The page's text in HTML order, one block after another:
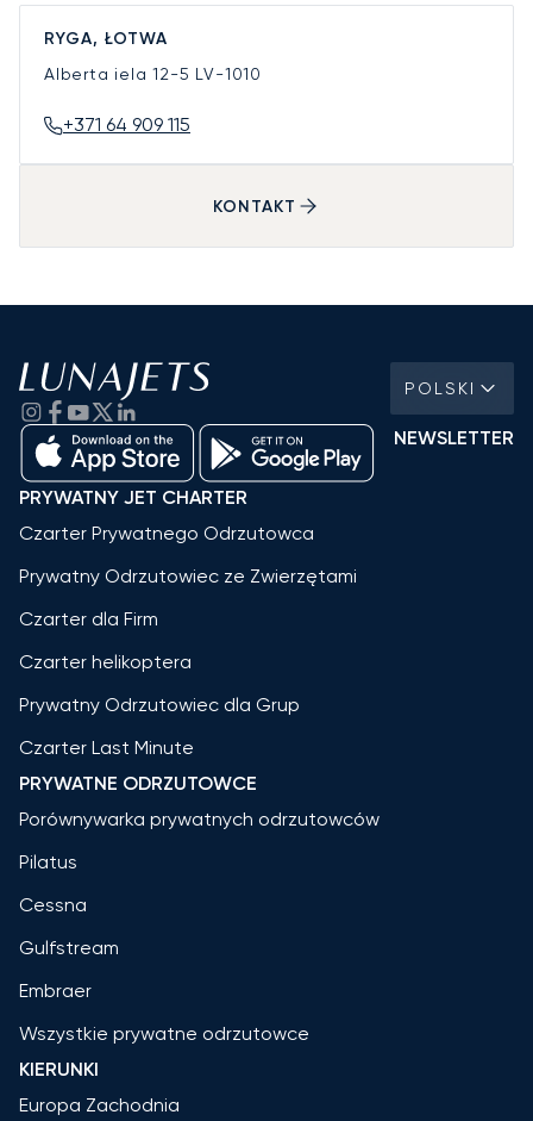
RYGA, ŁOTWA
Alberta iela 12-5 LV-1010
+371 64 909 115
KONTAKT
POLSKI
NEWSLETTER
PRYWATNY JET CHARTER
Czarter Prywatnego Odrzutowca
Prywatny Odrzutowiec ze Zwierzętami
Czarter dla Firm
Czarter helikoptera
Prywatny Odrzutowiec dla Grup
Czarter Last Minute
PRYWATNE ODRZUTOWCE
Porównywarka prywatnych odrzutowców
Pilatus
Cessna
Gulfstream
Embraer
Wszystkie prywatne odrzutowce
KIERUNKI
Europa Zachodnia